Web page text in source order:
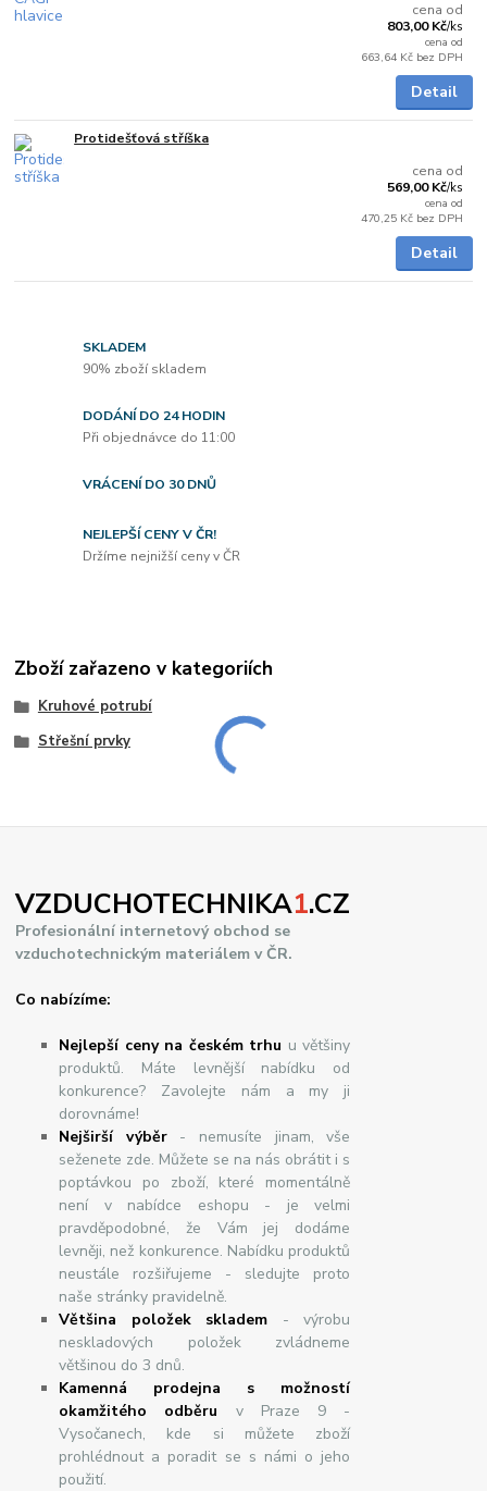
cena od
803,00 Kč/ks
cena od
663,64 Kč bez DPH
Detail
Protidešťová stříška
cena od
569,00 Kč/ks
cena od
470,25 Kč bez DPH
Detail
SKLADEM
90% zboží skladem
DODÁNÍ DO 24 HODIN
Při objednávce do 11:00
VRÁCENÍ DO 30 DNŮ
NEJLEPŠÍ CENY V ČR!
Držíme nejnižší ceny v ČR
Zboží zařazeno v kategoriích
Kruhové potrubí
Střešní prvky
VZDUCHOTECHNIKA1.CZ
Profesionální internetový obchod se
vzduchotechnickým materiálem v ČR.
Co nabízíme:
Nejlepší ceny na českém trhu u většiny
produktů. Máte levnější nabídku od
konkurence? Zavolejte nám a my ji
dorovnáme!
Nejširšívýběr- nemusíte jinam, vše
seženete zde. Můžete se na nás obrátit i s
poptávkou po zboží, které momentálně
není v nabídce eshopu - je velmi
pravděpodobné, že Vám jej dodáme
levněji, než konkurence. Nabídku produktů
neustále rozšiřujeme - sledujte proto
naše stránky pravidelně.
Většina položek skladem - výrobu
neskladových položek zvládneme
většinou do 3 dnů.
Kamenná prodejna s možností
okamžitého odběru v Praze 9 -
Vysočanech, kde si můžete zboží
prohlédnout a poradit se s námi o jeho
použití.